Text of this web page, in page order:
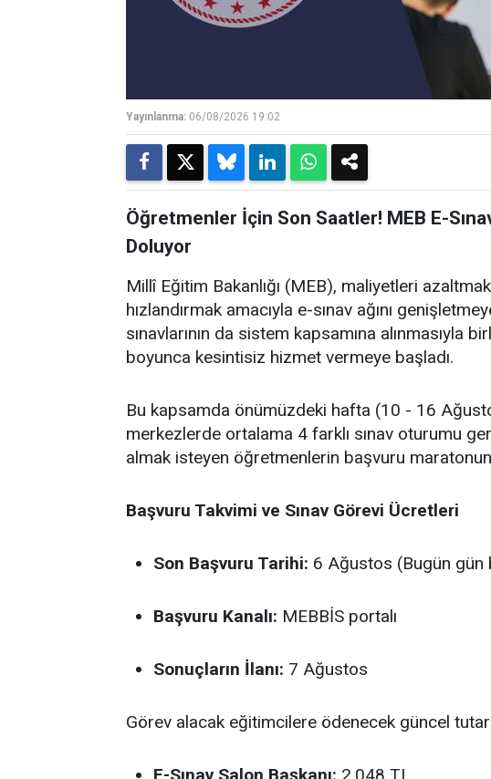
Yayınlanma: 06/08/2026 19:02
Öğretmenler İçin Son Saatler! MEB E-
Doluyor
Millî Eğitim Bakanlığı (MEB), maliyetleri
hızlandırmak amacıyla e-sınav ağını
sınavlarının da sistem kapsamına alınmasıyla
boyunca kesintisiz hizmet vermeye başladı.
Bu kapsamda önümüzdeki hafta (10 - 16
merkezlerde ortalama 4 farklı sınav oturumu
almak isteyen öğretmenlerin başvuru
Başvuru Takvimi ve Sınav Görevi Ücretleri
Son Başvuru Tarihi: 6 Ağustos (Bugün gün
Başvuru Kanalı: MEBBİS portalı
Sonuçların İlanı: 7 Ağustos
Görev alacak eğitimcilere ödenecek güncel